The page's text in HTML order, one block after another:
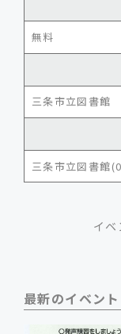
無料
三条市立図書館
三条市立図書館
イベ
最新のイベント